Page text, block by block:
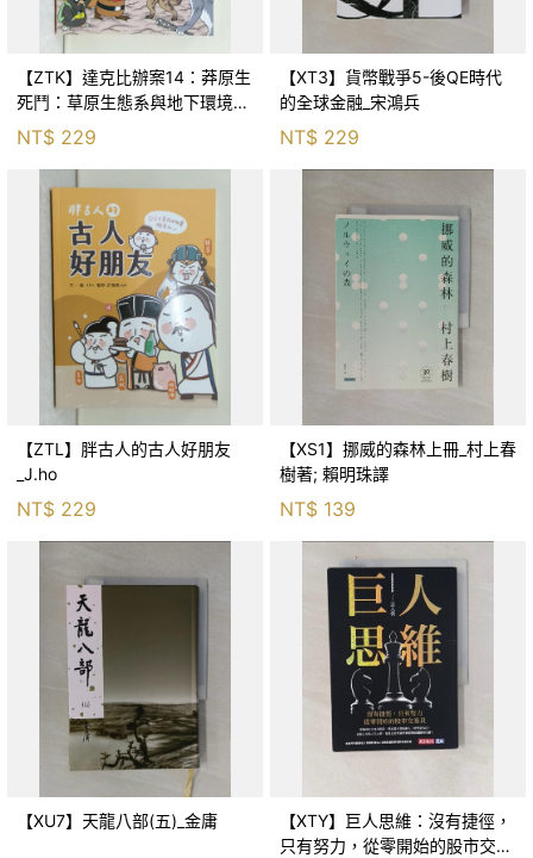
【ZTK】達克比辦案14：莽原生
死鬥：草原生態系與地下環境的
生存適應_柯智元
NT$ 229
【XT3】貨幣戰爭5-後QE時代
的全球金融_宋鴻兵
NT$ 229
【ZTL】胖古人的古人好朋友
_J.ho
NT$ 229
【XS1】挪威的森林上冊_村上春
樹著; 賴明珠譯
NT$ 139
【XU7】天龍八部(五)_金庸
【XTY】巨人思維：沒有捷徑，
只有努力，從零開始的股市交易